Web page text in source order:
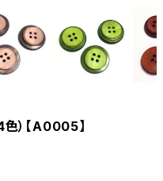
）【A0005】